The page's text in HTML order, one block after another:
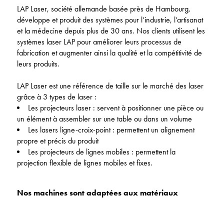
LAP Laser, société allemande basée près de Hambourg,
développe et produit des systèmes pour l‘industrie, l‘artisanat
et la médecine depuis plus de 30 ans. Nos clients utilisent les
systèmes laser LAP pour améliorer leurs processus de
fabrication et augmenter ainsi la qualité et la compétitivité de
leurs produits.
LAP Laser est une référence de taille sur le marché des laser
grâce à 3 types de laser :
Les projecteurs laser : servent à positionner une pièce ou
un élément à assembler sur une table ou dans un volume
Les lasers ligne-croix-point : permettent un alignement
propre et précis du produit
Les projecteurs de lignes mobiles : permettent la
projection flexible de lignes mobiles et fixes.
Nos machines sont adaptées aux matériaux